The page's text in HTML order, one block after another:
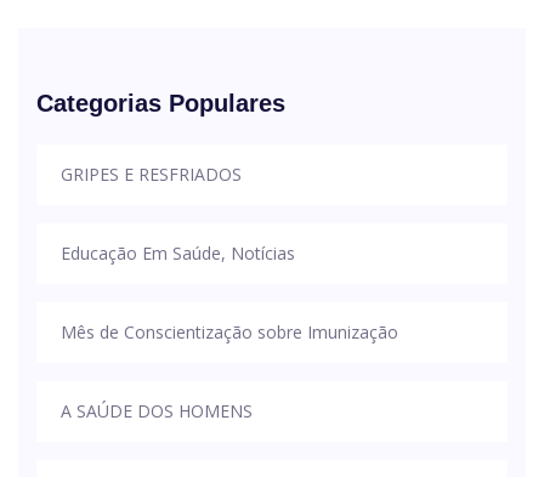
Categorias Populares
GRIPES E RESFRIADOS
Educação Em Saúde, Notícias
Mês de Conscientização sobre Imunização
A SAÚDE DOS HOMENS